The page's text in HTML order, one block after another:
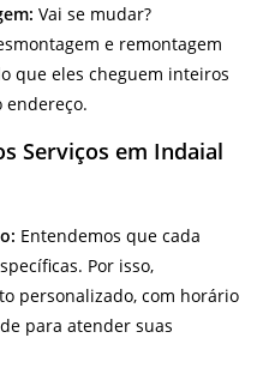
Vai se mudar?
e remontagem
que eles cheguem inteiros
endereço.
Serviços em Indaial
Entendemos que cada
Por isso,
personalizado, com horário
para atender suas